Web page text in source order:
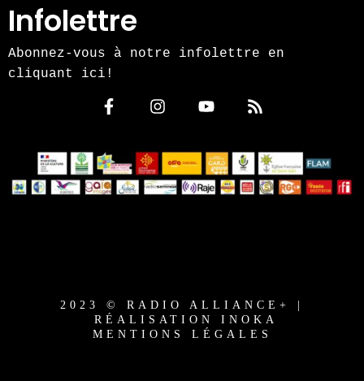
Infolettre
Abonnez-vous à notre infolettre en
cliquant ici!
2023 © RADIO ALLIANCE+ |
RÉALISATION INOKA
MENTIONS LÉGALES